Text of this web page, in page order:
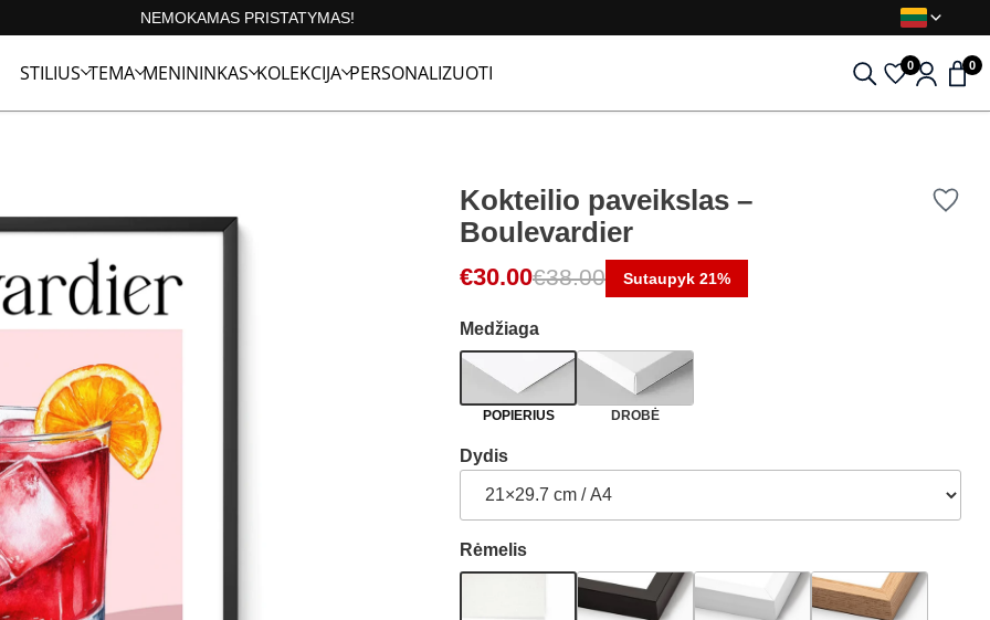
NEMOKAMAS PRISTATYMAS!
STILIUS TEMA MENININKAS KOLEKCIJA PERSONALIZUOTI 0 0
Kokteilio paveikslas –
Boulevardier
€30.00€38.00 Sutaupyk 21%
Medžiaga
POPIERIUS DROBĖ
Dydis
Rėmelis